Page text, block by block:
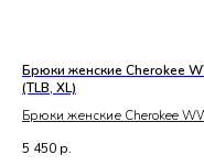
Брюки женские Cherokee
(TLB, XL)
Брюки женские Cherokee
5 450 р.